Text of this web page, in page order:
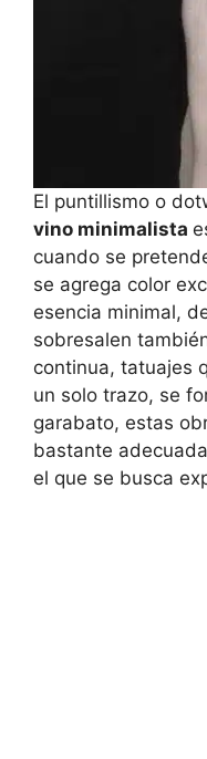
El puntillismo o
vino minimalista
cuando se
se agrega color
esencia minimal,
sobresalen
continua, tatuajes
un solo trazo, se
garabato, estas
bastante
el que se busca